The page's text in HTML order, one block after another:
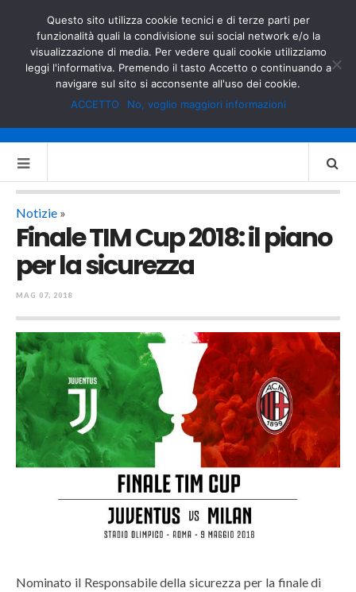
MINISTERO DELL’INTERNO
GOVERNO.IT
Notizie »
Finale TIM Cup 2018: il piano
per la sicurezza
MAG 07, 2018
Nominato il Responsabile della sicurezza per la finale di
Questo sito utilizza cookie tecnici e di terze parti per
funzionalità quali la condivisione sui social network e/o la
visualizzazione di media. Per vedere quali cookie utilizziamo
leggi l'informativa. Premendo il tasto Accetto o continuando a
navigare sul sito si acconsente all'uso dei cookie.
ACCETTO
No, voglio maggiori informazioni